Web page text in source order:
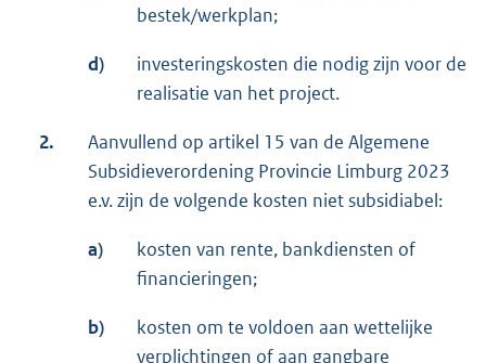
bestek/werkplan;
d)
investeringskosten die nodig zijn voor de
realisatie van het project.
2.
Aanvullend op artikel 15 van de Algemene
Subsidieverordening Provincie Limburg 2023
e.v. zijn de volgende kosten niet subsidiabel:
a)
kosten van rente, bankdiensten of
financieringen;
b)
kosten om te voldoen aan wettelijke
verplichtingen of aan gangbare